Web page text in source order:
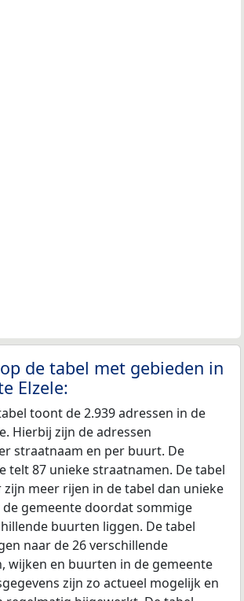
de tabel met gebieden in
Elzele:
toont de 2.939 adressen in de
Hierbij zijn de adressen
straatnaam en per buurt. De
telt 87 unieke straatnamen. De tabel
zijn meer rijen in de tabel dan unieke
gemeente doordat sommige
buurten liggen. De tabel
naar de 26 verschillende
wijken en buurten in de gemeente
zijn zo actueel mogelijk en